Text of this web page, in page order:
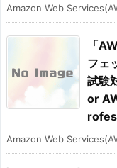
Amazon Web
「
フェ
試験
or
Amazon Web